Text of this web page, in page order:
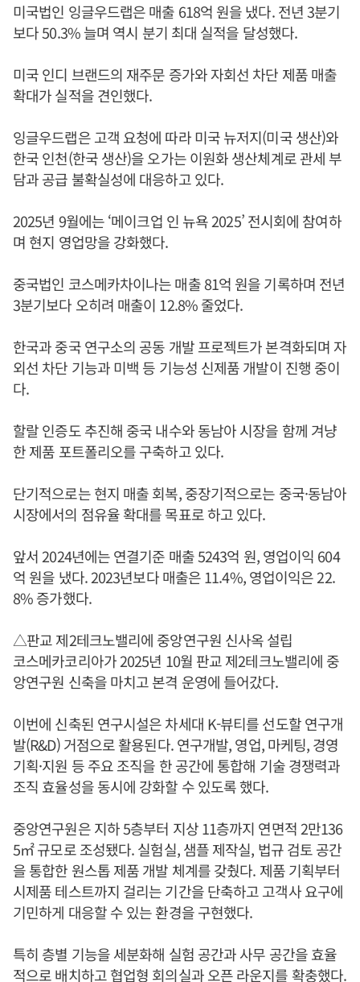
미국법인 잉글우드랩은 매출 618억 원을 냈다. 전년 3분기
보다 50.3% 늘며 역시 분기 최대 실적을 달성했다.
미국 인디 브랜드의 재주문 증가와 자회선 차단 제품 매출
확대가 실적을 견인했다.
잉글우드랩은 고객 요청에 따라 미국 뉴저지(미국 생산)와
한국 인천(한국 생산)을 오가는 이원화 생산체계로 관세 부
담과 공급 불확실성에 대응하고 있다.
2025년 9월에는 ‘메이크업 인 뉴욕 2025’ 전시회에 참여하
며 현지 영업망을 강화했다.
중국법인 코스메카차이나는 매출 81억 원을 기록하며 전년
3분기보다 오히려 매출이 12.8% 줄었다.
한국과 중국 연구소의 공동 개발 프로젝트가 본격화되며 자
외선 차단 기능과 미백 등 기능성 신제품 개발이 진행 중이
다.
할랄 인증도 추진해 중국 내수와 동남아 시장을 함께 겨냥
한 제품 포트폴리오를 구축하고 있다.
단기적으로는 현지 매출 회복, 중장기적으로는 중국·동남아
시장에서의 점유율 확대를 목표로 하고 있다.
앞서 2024년에는 연결기준 매출 5243억 원, 영업이익 604
억 원을 냈다. 2023년보다 매출은 11.4%, 영업이익은 22.
8% 증가했다.
△판교 제2테크노밸리에 중앙연구원 신사옥 설립
코스메카코리아가 2025년 10월 판교 제2테크노밸리에 중
앙연구원 신축을 마치고 본격 운영에 들어갔다.
이번에 신축된 연구시설은 차세대 K-뷰티를 선도할 연구개
발(R&D) 거점으로 활용된다. 연구개발, 영업, 마케팅, 경영
기획·지원 등 주요 조직을 한 공간에 통합해 기술 경쟁력과
조직 효율성을 동시에 강화할 수 있도록 했다.
중앙연구원은 지하 5층부터 지상 11층까지 연면적 2만136
5㎡ 규모로 조성됐다. 실험실, 샘플 제작실, 법규 검토 공간
을 통합한 원스톱 제품 개발 체계를 갖췄다. 제품 기획부터
시제품 테스트까지 걸리는 기간을 단축하고 고객사 요구에
기민하게 대응할 수 있는 환경을 구현했다.
특히 층별 기능을 세분화해 실험 공간과 사무 공간을 효율
적으로 배치하고 협업형 회의실과 오픈 라운지를 확충했다.